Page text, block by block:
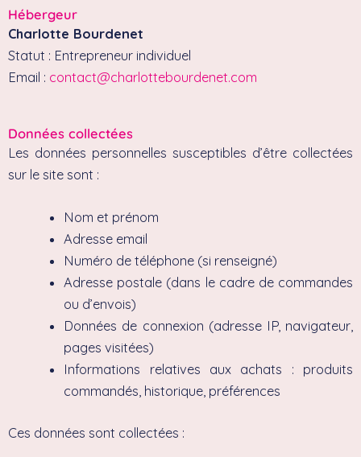
Hébergeur
Charlotte Bourdenet
Statut : Entrepreneur individuel
Email : contact@charlottebourdenet.com
Données collectées
Les données personnelles susceptibles d’être collectées
sur le site sont :
Nom et prénom
Adresse email
Numéro de téléphone (si renseigné)
Adresse postale (dans le cadre de commandes
ou d’envois)
Données de connexion (adresse IP, navigateur,
pages visitées)
Informations relatives aux achats : produits
commandés, historique, préférences
Ces données sont collectées :